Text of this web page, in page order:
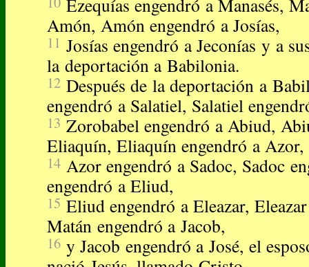
Ezequías engendró a Manasés,
Amón, Amón engendró a Josías,
11 Josías engendró a Jeconías y a
la deportación a Babilonia.
12 Después de la deportación a
engendró a Salatiel, Salatiel
13 Zorobabel engendró a Abiud,
Eliaquín, Eliaquín engendró a Azor,
14 Azor engendró a Sadoc, Sadoc
engendró a Eliud,
15 Eliud engendró a Eleazar,
Matán engendró a Jacob,
16 y Jacob engendró a José, el